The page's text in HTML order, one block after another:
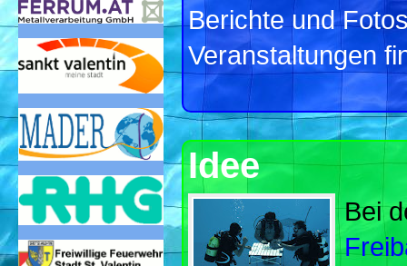
Berichte und
Veranstaltungen
Idee
Bei